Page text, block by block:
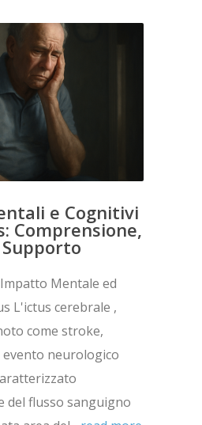
e Cognitivi
Comprensione,
Mentale ed
L'ictus cerebrale ,
come stroke,
neurologico
del flusso sanguigno